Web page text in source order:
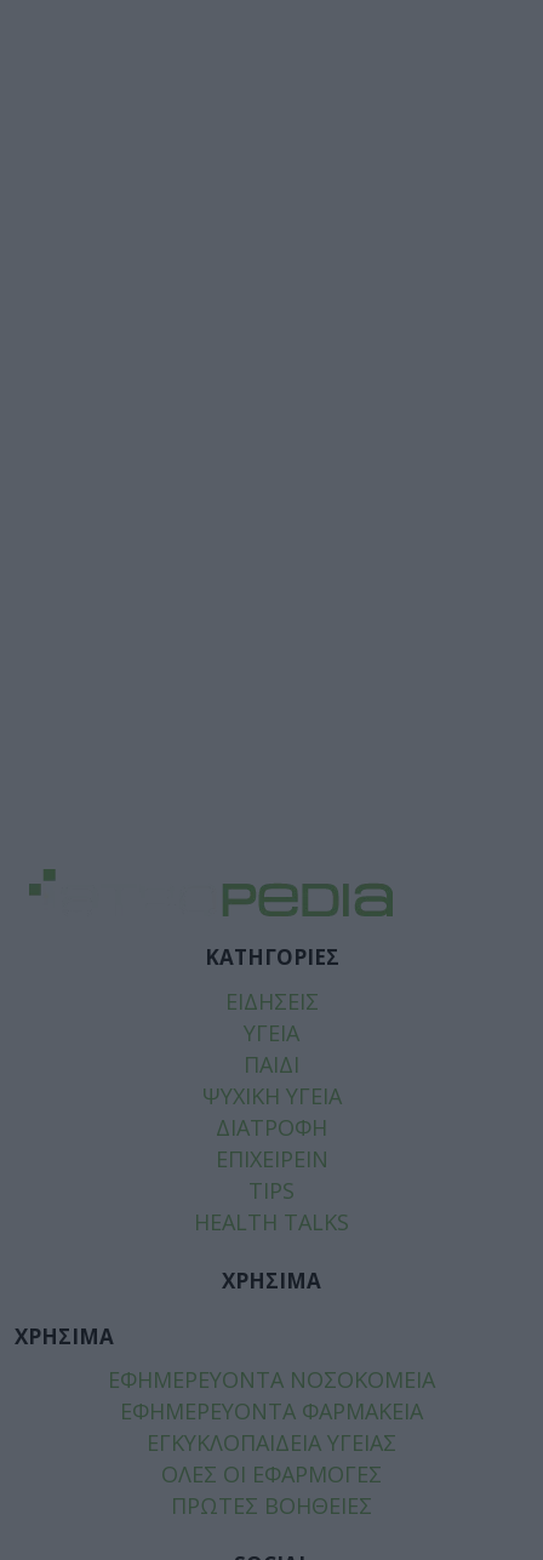
ΚΑΤΗΓΟΡΙΕΣ
ΕΙΔΗΣΕΙΣ
ΥΓΕΙΑ
ΠΑΙΔΙ
ΨΥΧΙΚΗ ΥΓΕΙΑ
ΔΙΑΤΡΟΦΗ
ΕΠΙΧΕΙΡΕΙΝ
TIPS
HEALTH TALKS
ΧΡΗΣΙΜΑ
ΧΡΗΣΙΜΑ
ΕΦΗΜΕΡΕΥΟΝΤΑ ΝΟΣΟΚΟΜΕΙΑ
ΕΦΗΜΕΡΕΥΟΝΤΑ ΦΑΡΜΑΚΕΙΑ
ΕΓΚΥΚΛΟΠΑΙΔΕΙΑ ΥΓΕΙΑΣ
ΟΛΕΣ ΟΙ ΕΦΑΡΜΟΓΕΣ
ΠΡΩΤΕΣ ΒΟΗΘΕΙΕΣ